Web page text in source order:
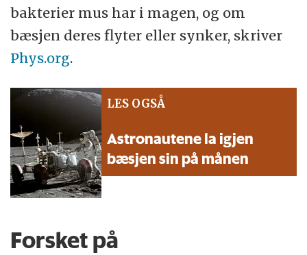
bakterier mus har i magen, og om
bæsjen deres flyter eller synker, skriver
Phys.org.
LES OGSÅ
Astronautene la igjen
bæsjen sin på månen
Forsket på